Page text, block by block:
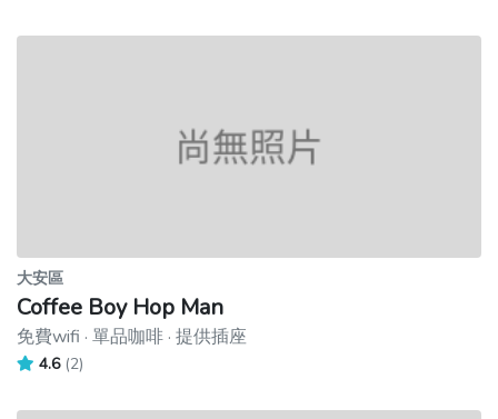
大安區
Coffee Boy Hop Man
免費wifi · 單品咖啡 · 提供插座
4.6 (2)